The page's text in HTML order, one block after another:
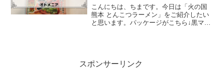
こんにちは、ちまです。今日は「火の国
熊本 とんこつラーメン」をご紹介したい
と思います。パッケージがこちら↓黒マー
スポンサーリンク